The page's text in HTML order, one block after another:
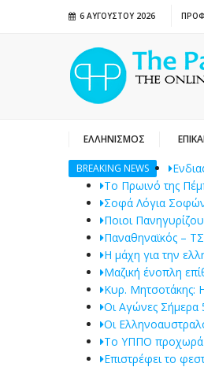
6 ΑΥΓΟΎΣΤΟΥ 2026
ΕΛΛΗΝΙΣΜΟΣ
BREAKING NEWS
Το Πρωινό της
Σοφά Λόγια
Ποιοι
Παναθηναϊκός –
Η μάχη για την
Μαζική ένοπλη
Κυρ. Μητσοτάκης:
Οι Αγώνες Σήμερα
Οι
Το ΥΠΠΟ προχωρά
Επιστρέφει το